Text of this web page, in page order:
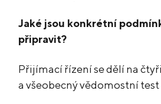
Jaké jsou konkrétní
připravit?
Přijímací řízení se dělí na
a všeobecný vědomostní